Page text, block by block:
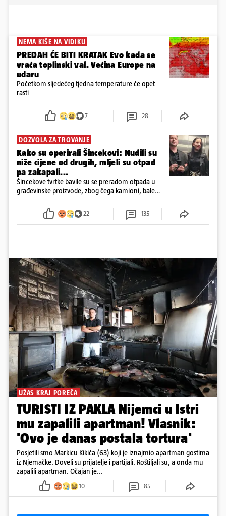
NEMA KIŠE NA VIDIKU
PREDAH ĆE BITI KRATAK Evo kada se
vraća toplinski val. Većina Europe na
udaru
Početkom sljedećeg tjedna temperature će opet
rasti
7 28
DOZVOLA ZA TROVANJE
Kako su operirali Šincekovi: Nudili su
niže cijene od drugih, mljeli su otpad
pa zakapali...
Šincekove tvrtke bavile su se preradom otpada u
građevinske proizvode, zbog čega kamioni, bale
22 135
UŽAS KRAJ POREČA
TURISTI IZ PAKLA Nijemci u Istri
mu zapalili apartman! Vlasnik:
'Ovo je danas postala tortura'
Posjetili smo Markicu Kikića (63) koji je iznajmio apartman gostima
iz Njemačke. Doveli su prijatelje i partijali. Roštiljali su, a onda mu
zapalili apartman. Očajan je...
10 85